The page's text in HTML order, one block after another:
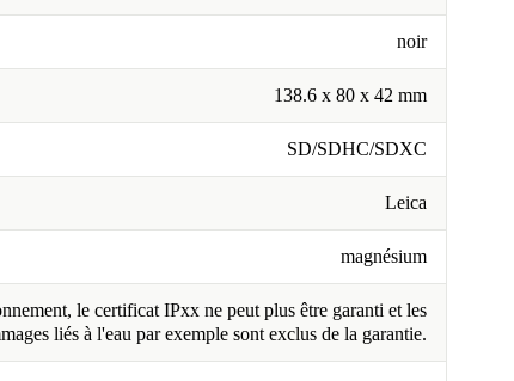
noir
138.6 x 80 x 42 mm
SD/SDHC/SDXC
Leica
magnésium
le certificat IPxx ne peut plus être garanti et les
liés à l'eau par exemple sont exclus de la garantie.